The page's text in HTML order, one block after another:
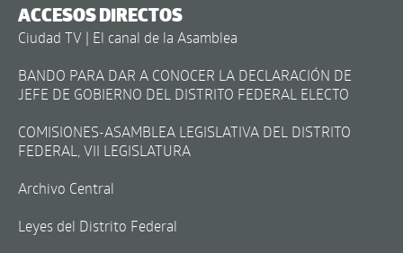
ACCESOS DIRECTOS
Ciudad TV | El canal de la Asamblea
BANDO PARA DAR A CONOCER LA DECLARACIÓN DE
JEFE DE GOBIERNO DEL DISTRITO FEDERAL ELECTO
COMISIONES-ASAMBLEA LEGISLATIVA DEL DISTRITO
FEDERAL, VII LEGISLATURA
Archivo Central
Leyes del Distrito Federal